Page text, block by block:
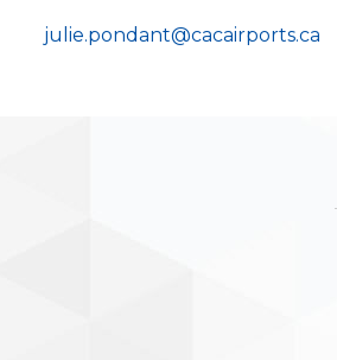
julie.pondant@cacairports.ca